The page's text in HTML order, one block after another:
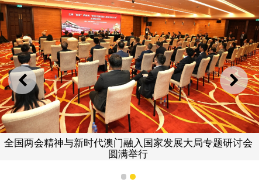
上一则 下一
全国两会精神与新时代澳门融入国家发展大局专题研讨会
圆满举行
1 2